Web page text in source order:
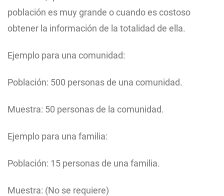
población es muy grande o cuando es costoso
obtener la información de la totalidad de ella.
Ejemplo para una comunidad:
Población: 500 personas de una comunidad.
Muestra: 50 personas de la comunidad.
Ejemplo para una familia:
Población: 15 personas de una familia.
Muestra: (No se requiere)